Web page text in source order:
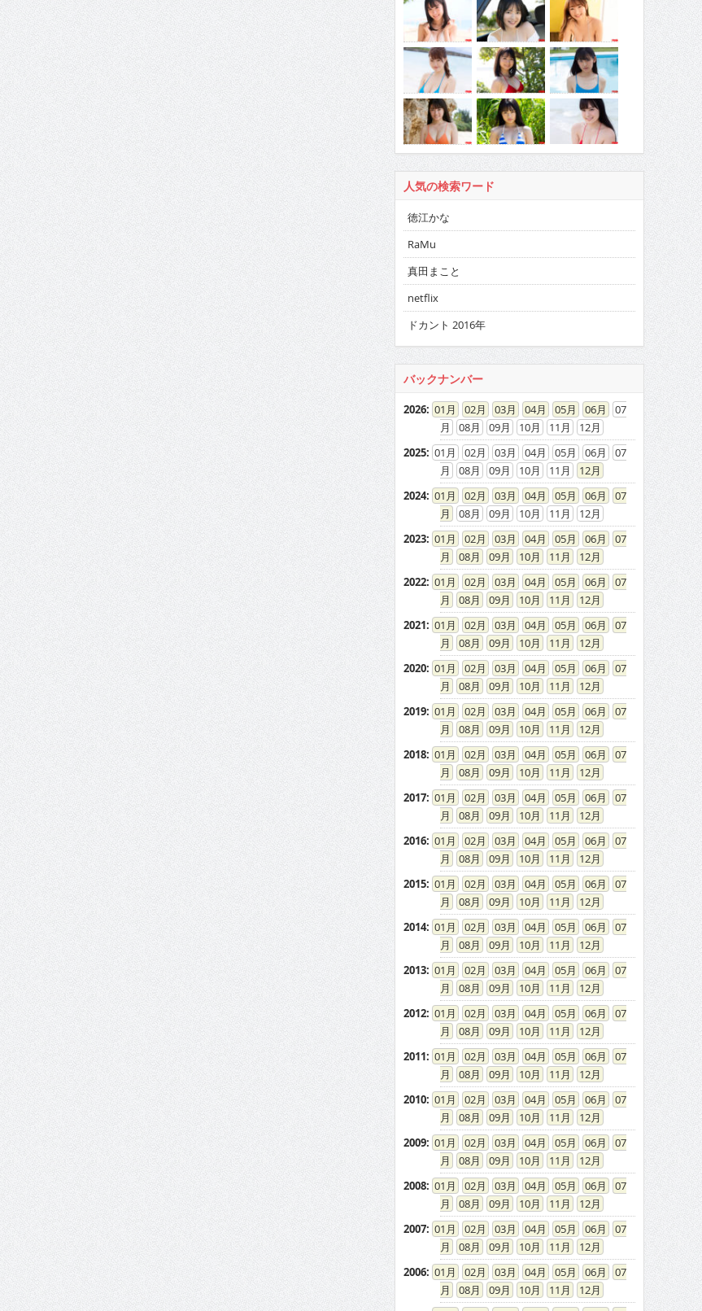
人気の検索ワード
徳江かな
RaMu
真田まこと
netflix
ドカント 2016年
バックナンバー
2026: 01 02 03 04 05 06
07
08
09 10 11
12
2025: 01 02 03 04 05 06
07
08
09 10 11
12
2024: 01 02 03 04 05 06
07
08
09 10 11
12
2023: 01 02 03 04 05 06
07
08
09 10 11
12
2022: 01 02 03 04 05 06
07
08
09 10 11
12
2021: 01 02 03 04 05 06
07
08
09 10 11
12
2020: 01 02 03 04 05 06
07
08
09 10 11
12
2019: 01 02 03 04 05 06
07
08
09 10 11
12
2018: 01 02 03 04 05 06
07
08
09 10 11
12
2017: 01 02 03 04 05 06
07
08
09 10 11
12
2016: 01 02 03 04 05 06
07
08
09 10 11
12
2015: 01 02 03 04 05 06
07
08
09 10 11
12
2014: 01 02 03 04 05 06
07
08
09 10 11
12
2013: 01 02 03 04 05 06
07
08
09 10 11
12
2012: 01 02 03 04 05 06
07
08
09 10 11
12
2011: 01 02 03 04 05 06
07
08
09 10 11
12
2010: 01 02 03 04 05 06
07
08
09 10 11
12
2009: 01 02 03 04 05 06
07
08
09 10 11
12
2008: 01 02 03 04 05 06
07
08
09 10 11
12
2007: 01 02 03 04 05 06
07
08
09 10 11
12
2006: 01 02 03 04 05 06
07
08
09 10 11
12